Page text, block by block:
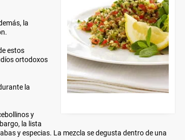
la
estos
ortodoxos
la
y
la lista
y especias. La mezcla se degusta dentro de una